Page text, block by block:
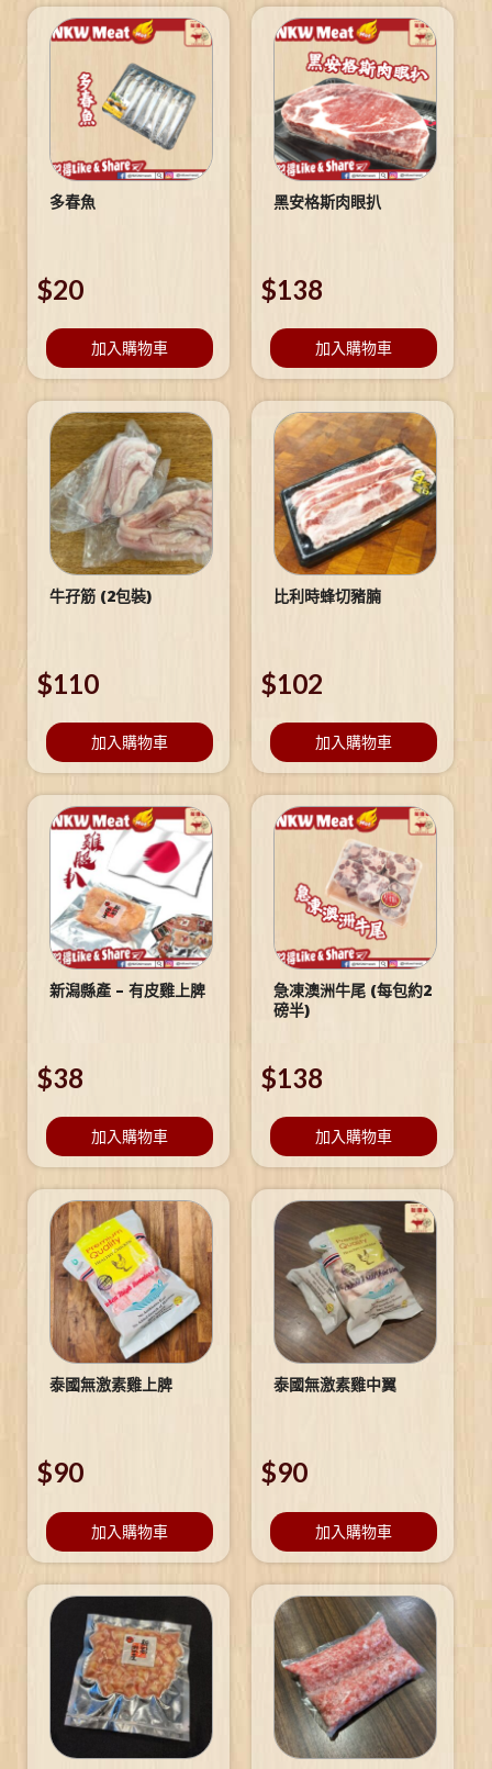
多春魚
$20
加入購物車
黑安格斯肉眼扒
$138
加入購物車
牛孖筋 (2包裝)
$110
加入購物車
比利時蜂切豬腩
$102
加入購物車
新潟縣產 – 有皮雞上脾
$38
加入購物車
急凍澳洲牛尾 (每包約2
磅半)
$138
加入購物車
泰國無激素雞上脾
$90
加入購物車
泰國無激素雞中翼
$90
加入購物車